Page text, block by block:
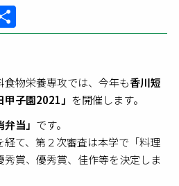
有
物栄養専攻では、今年も香川短
子園2021」 を開催します。
弁当」 です。
て、第２次審査は本学で「料理
賞、優秀賞、佳作等を決定しま